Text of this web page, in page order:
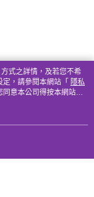
式之詳情，及若您不希
，請參閱本網站「 隱私
意本公司得按本網站使